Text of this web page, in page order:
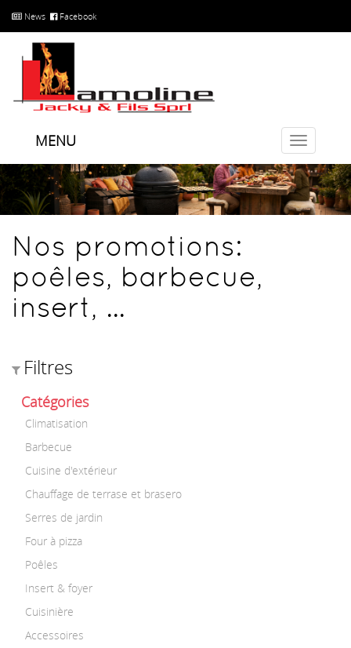
News Facebook
Toggle
MENU
Nos promotions:
poêles, barbecue,
insert, ...
Filtres
Catégories
Climatisation
Barbecue
Cuisine d'extérieur
Chauffage de terrase et brasero
Serres de jardin
Four à pizza
Poêles
Insert & foyer
Cuisinière
Accessoires